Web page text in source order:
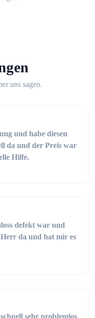
uns sagen.
und habe diesen
da und der Preis war
Hilfe.
defekt war und
da und hat mir es
sehr problemlos